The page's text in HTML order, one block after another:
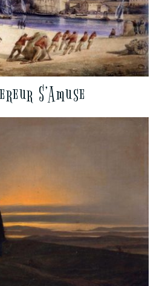
S’Amuse